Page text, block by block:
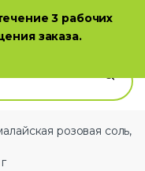
розовая соль,
3 рабочих
заказа.